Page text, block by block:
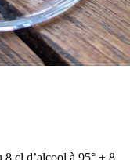
8 cl d’alcool à 95° + 8